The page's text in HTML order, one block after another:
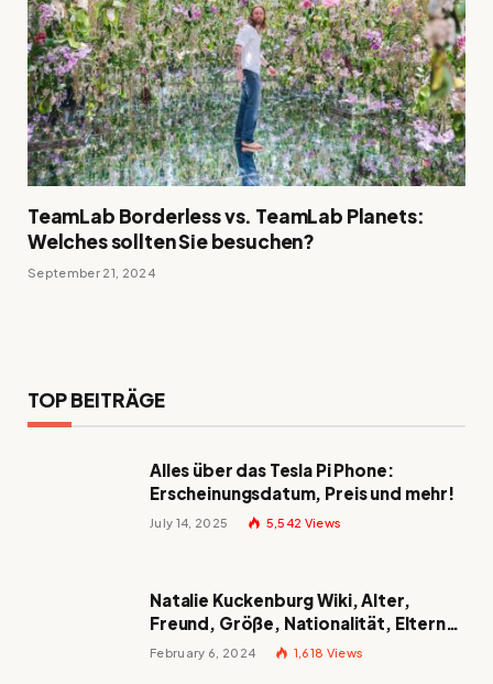
TeamLab Borderless vs. TeamLab Planets:
Welches sollten Sie besuchen?
September 21, 2024
TOP BEITRÄGE
Alles über das Tesla Pi Phone:
Erscheinungsdatum, Preis und mehr!
July 14, 2025 5,542 Views
Natalie Kuckenburg Wiki, Alter,
Freund, Größe, Nationalität, Eltern
und mehr
February 6, 2024 1,618 Views